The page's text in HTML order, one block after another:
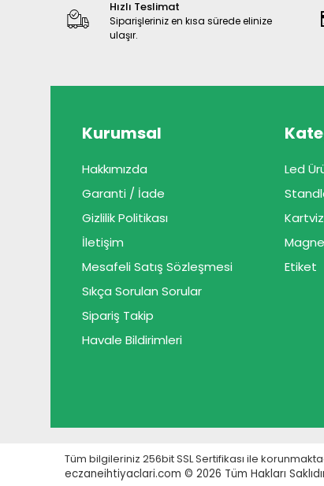
Hızlı Teslimat
Siparişleriniz en kısa sürede elinize
ulaşır.
Kurumsal
Hakkımızda
Garanti / İade
Gizlilik Politikası
İletişim
Mesafeli Satış Sözleşmesi
Sıkça Sorulan Sorular
Sipariş Takip
Havale Bildirimleri
Led
Etiket
Tüm bilgileriniz 256bit SSL Sertifikası ile
eczaneihtiyaclari.com © 2026 Tüm Hakları